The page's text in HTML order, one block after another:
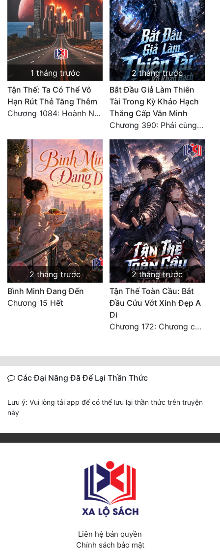
Điềm Đạm
1 tháng trước
Tận Thế: Ta Có Thể Vô
Hạn Rút Thẻ Tăng Thêm
Chương 1084: Hoành Nhập Vi Quan
2 tháng trước
Bắt Đầu Giả Làm Thiên
Tài Trong Kỳ Khảo Hạch
Thăng Cấp Văn Minh
Chương 390: Phải cùng nhau gánh
2 tháng trước
Bình Minh Đang Đến
Chương 15 Hết
2 tháng trước
Tận Thế Toàn Cầu: Bắt
Đầu Cứu Vớt Xinh Đẹp A
Di
Chương 172: Chương cuối cùng, dọn dẹp Nữ Vương
Các Đại Năng Đã Để Lại Thần Thức
Lưu ý: Vui lòng tải app để có thể lưu lại thần thức trên truyện
này
Liên hệ bản quyền
Chính sách bảo mật